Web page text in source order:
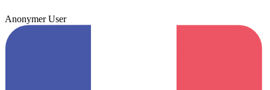
Anonymer User